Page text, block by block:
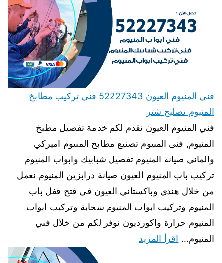
فني المنيوم العيون 52227343 فني تركيب مطابخ
المنيوم تصليح شتر
فني المنيوم العيون نقدم لكم خدمة تفصيل مطبخ
المنيوم, فنى المنيوم تصنيع مطابخ المنيوم اميركي
والماني صيانة المنيوم تفصيل شبابيك وابواب المنيوم
تركيب باب المنيوم العيون صيانة درابزين المنيوم نعمل
من خلال هندي وباكستاني العيون في فتح قفل باب
المنيوم وتركيب ابواب المنيوم سحابة وتركيب ابواب
المنيوم جرارة واكورديون نوفر لكم من خلال فني
المنيوم… اقرأ المزيد